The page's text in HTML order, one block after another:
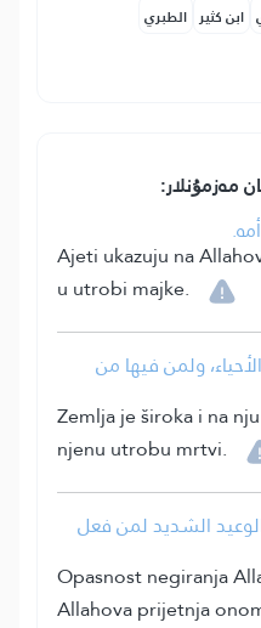
ابن كثير الطبري
مەزمۇنلار:
Ajeti ukazuju na
u utrobi majke.
ولمن فيها من
Zemlja je široka i na
njenu utrobu mrtvi.
الشديد لمن فعل
Opasnost negiranja
Allahova prijetnja